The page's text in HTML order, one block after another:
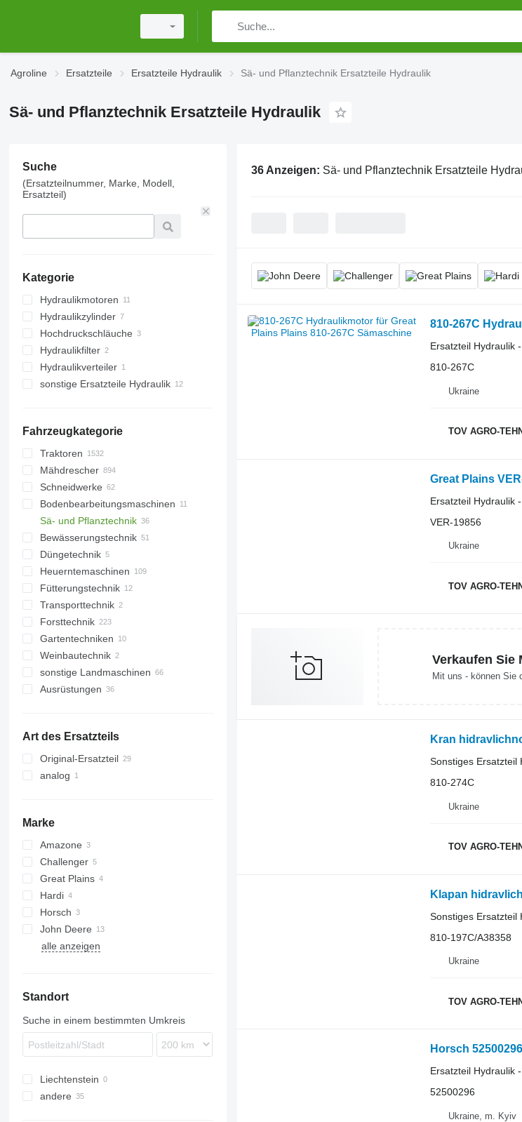
Agroline Ersatzteile Ersatzteile Hydraulik Sä- und Pflanztechnik Ersatzteile Hydraulik
Sä- und Pflanztechnik Ersatzteile Hydraulik
Suche
(Ersatzteilnummer, Marke, Modell,
Ersatzteil)
Kategorie
Hydraulikmotoren
Hydraulikzylinder
Hochdruckschläuche
Hydraulikfilter
Hydraulikverteiler
sonstige Ersatzteile Hydraulik
Fahrzeugkategorie
Traktoren
Kompakttraktoren
Radtraktoren
Raupentraktoren
Mähdrescher
Baumwollernter
Rübenroder
Getreideernter
Feldhäcksler
Maisernter
Schneidwerke
Getreideschneidwerke
Maisschneidwerke
Rotations-Pflückvorsätze
Bodenbearbeitungsmaschinen
Eggen
Grubber
Pflüge
Sä- und Pflanztechnik
Bewässerungstechnik
Beregnungsmaschinen
Düngetechnik
Gülleverteiler
Heuerntemaschinen
Heuwender
Hoflader
Ladewagen
Mähwerke
Schwader
Fütterungstechnik
Fütterungstechnik
Futtermischwagen
selbstfahrende
Transporttechnik
Forsttechnik
Holzhäcksler
Forsttraktoren
Forwarder
Harvester
Gartentechniken
Freischneider
Rasentraktoren
Weinbautechnik
sonstige Landmaschinen
Ausrüstungen
Frontlader
Anbauten für forstwirtschaftliche
Geräte
Forstkrane
Harvesteraggregate
sonstige Ausrüstungen
Art des Ersatzteils
Original-Ersatzteil
analog
Marke
Amazone
Challenger
Great Plains
Hardi
Horsch
John Deere
1910
alle anzeigen
Standort
Suche in einem bestimmten Umkreis
Liechtenstein
andere
36 Anzeigen: Sä- und Pflanztechnik Ersatzteile
810-267C
Ersatzteil Hydraulik
810-267C
Ukraine
TOV AGRO-
Great Plains
Ersatzteil Hydraulik
VER-19856
Ukraine
TOV AGRO-
Verkaufen Sie
Mit uns - können Sie
Sonstiges Ersatzteil
810-274C
Ukraine
TOV AGRO-
Klapan
Sonstiges Ersatzteil
810-197C/A38358
Ukraine
TOV AGRO-
Horsch
Ersatzteil Hydraulik
52500296
Ukraine, m. Kyiv